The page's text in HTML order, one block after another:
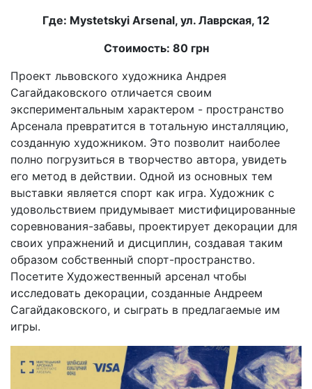
Где: Mystetskyi Arsenal, ул. Лаврская, 12
Стоимость: 80 грн
Проект львовского художника Андрея
Сагайдаковского отличается своим
экспериментальным характером - пространство
Арсенала превратится в тотальную инсталляцию,
созданную художником. Это позволит наиболее
полно погрузиться в творчество автора, увидеть
его метод в действии. Одной из основных тем
выставки является спорт как игра. Художник с
удовольствием придумывает мистифицированные
соревнования-забавы, проектирует декорации для
своих упражнений и дисциплин, создавая таким
образом собственный спорт-пространство.
Посетите Художественный арсенал чтобы
исследовать декорации, созданные Андреем
Сагайдаковского, и сыграть в предлагаемые им
игры.